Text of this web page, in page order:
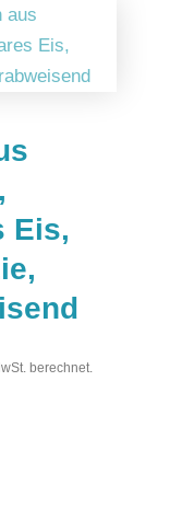
Eis,
berechnet.